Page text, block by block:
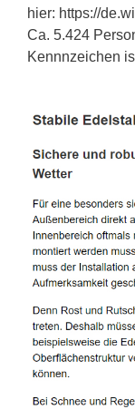
hier: https://
Ca. 5.424
Kennnzeichen